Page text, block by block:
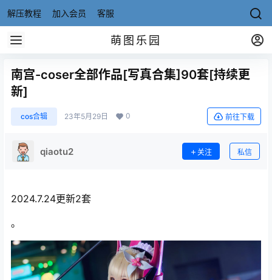
解压教程 加入会员 客服
萌图乐园
南宫-coser全部作品[写真合集]90套[持续更
新]
cos合辑 23年5月29日 0 前往下载
qiaotu2 关注 私信
2024.7.24更新2套
。